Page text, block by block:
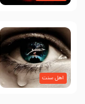
اهل سنت